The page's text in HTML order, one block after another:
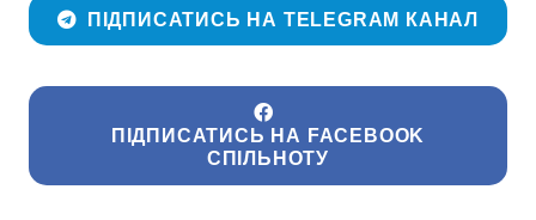
ПІДПИСАТИСЬ НА TELEGRAM КАНАЛ
ПІДПИСАТИСЬ НА FACEBOOK
СПІЛЬНОТУ